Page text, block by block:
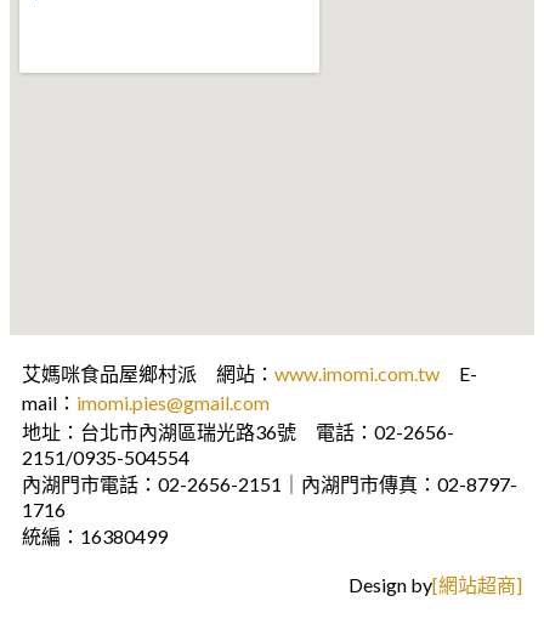
艾媽咪食品屋鄉村派 網站： www.imomi.com.tw E-
mail： imomi.pies@gmail.com
地址：台北市內湖區瑞光路36號 電話：02-2656-
2151/0935-504554
內湖門市電話：02-2656-2151｜內湖門市傳真：02-8797-
1716
統編：16380499
Design by[網站超商]